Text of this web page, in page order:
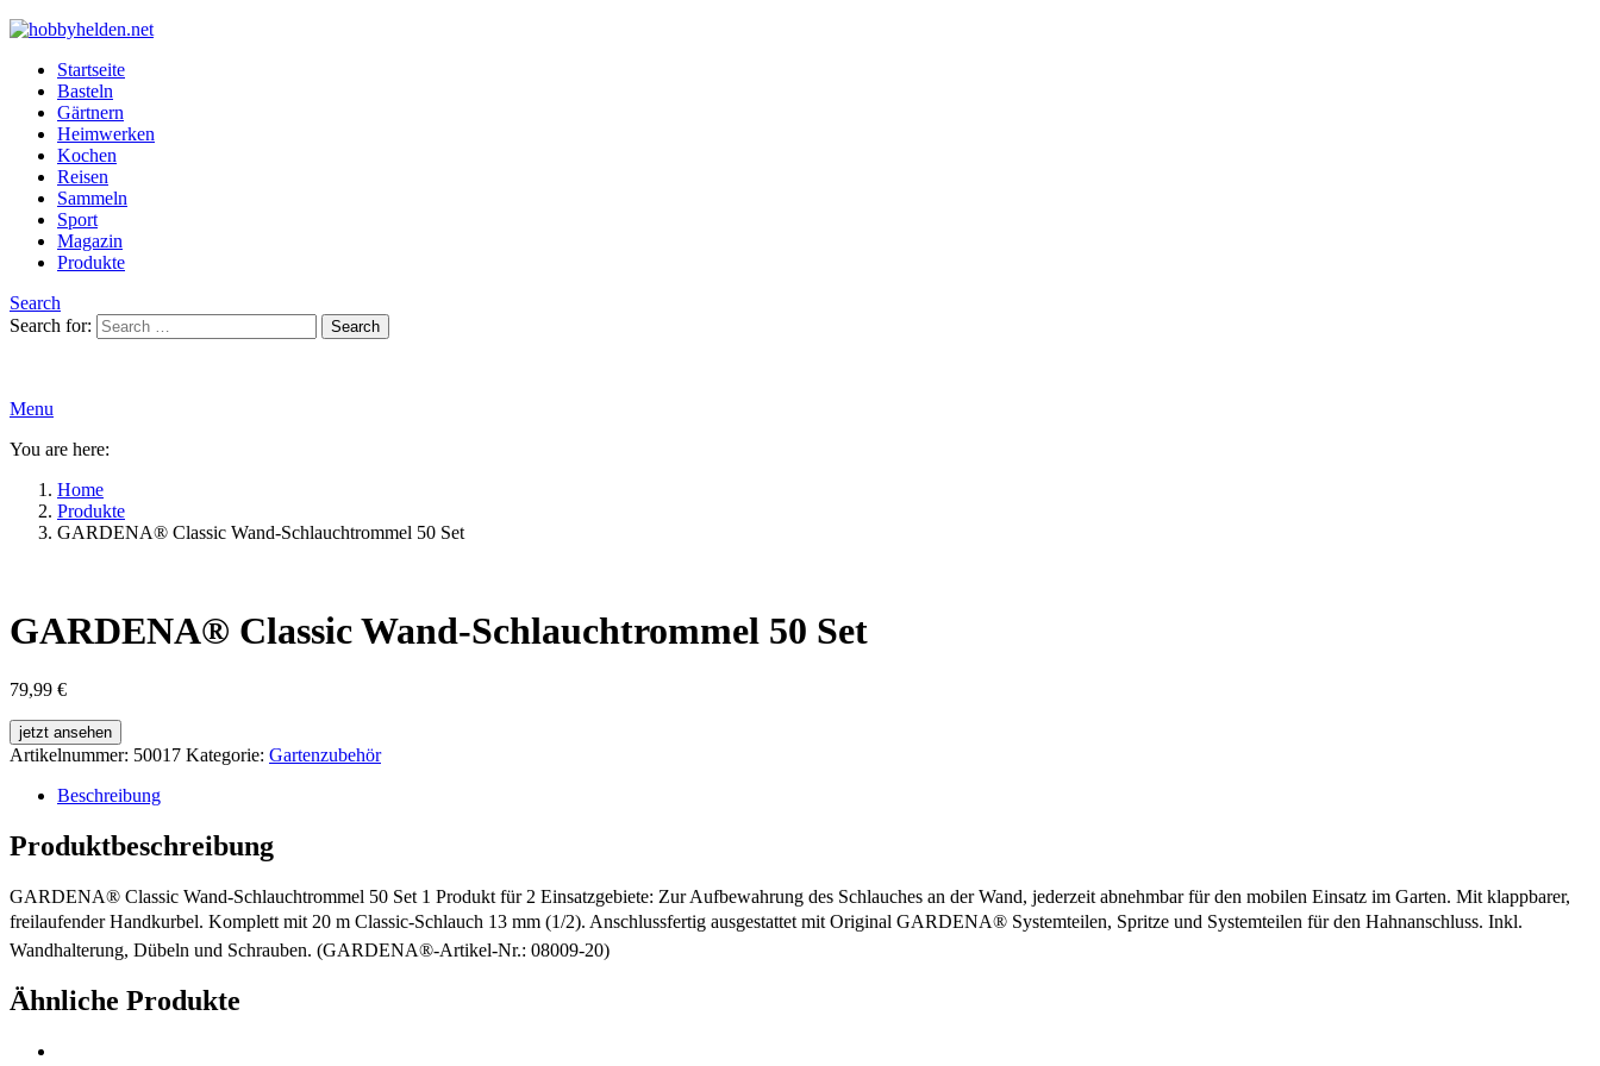
Startseite
Basteln
Gärtnern
Heimwerken
Kochen
Reisen
Sammeln
Sport
Magazin
Produkte
Search
Search for:
Search
Menu
You are here:
Home
Produkte
GARDENA® Classic Wand-Schlauchtrommel 50 Set
GARDENA® Classic Wand-Schlauchtrommel 50 Set
79,99 €
jetzt ansehen
Artikelnummer: 50017 Kategorie: Gartenzubehör
Beschreibung
Produktbeschreibung
GARDENA® Classic Wand-Schlauchtrommel 50 Set 1 Produkt für 2 Einsatzgebiete: Zur Aufbewahrung des Schlauches an der Wand, jederzeit abnehmbar für den mobilen Einsatz im Garten. Mit klappbarer,
freilaufender Handkurbel. Komplett mit 20 m Classic-Schlauch 13 mm (1/2). Anschlussfertig ausgestattet mit Original GARDENA® Systemteilen, Spritze und Systemteilen für den Hahnanschluss. Inkl.
Wandhalterung, Dübeln und Schrauben. (GARDENA®-Artikel-Nr.: 08009-20)
Ähnliche Produkte